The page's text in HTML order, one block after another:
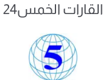
القارات الخمس24